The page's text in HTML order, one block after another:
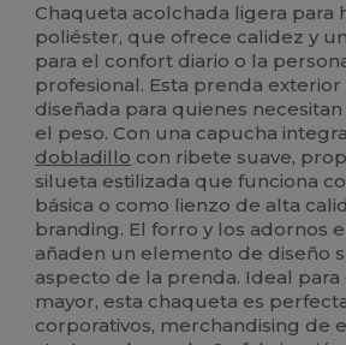
Chaqueta acolchada ligera para
poliéster, que ofrece calidez y
para el confort diario o la
profesional. Esta prenda exterior
diseñada para quienes
el peso. Con una capucha
dobladillo con ribete suave,
silueta estilizada que funciona
básica o como lienzo de alta
branding. El forro y los adornos
añaden un elemento de diseño
aspecto de la prenda. Ideal
mayor, esta chaqueta es
corporativos, merchandising de